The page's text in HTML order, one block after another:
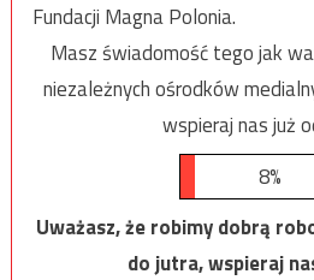
Fundacji Magna Polonia.
Masz świadomość tego jak
niezależnych ośrodków
wspieraj nas już
8%
Uważasz, że robimy dobrą
do jutra, wspieraj